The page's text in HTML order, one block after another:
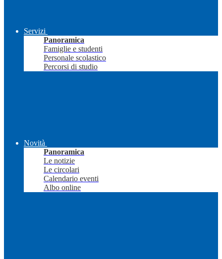
Servizi
Panoramica
Famiglie e studenti
Personale scolastico
Percorsi di studio
Novità
Panoramica
Le notizie
Le circolari
Calendario eventi
Albo online